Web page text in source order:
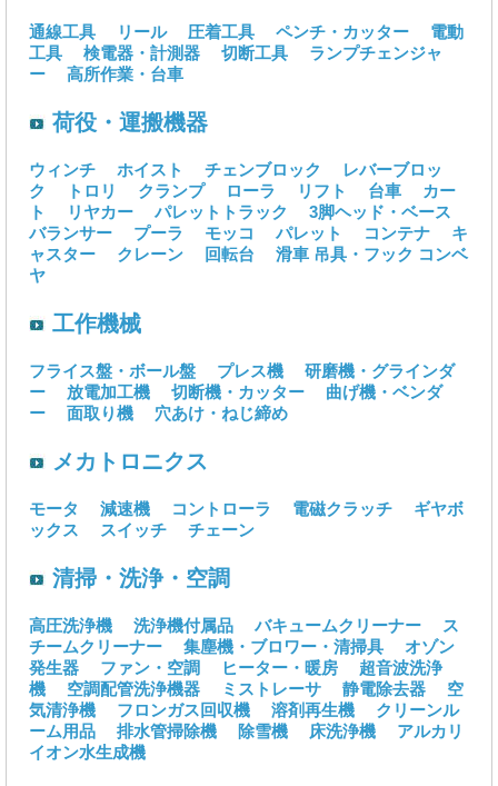
通線工具 リール 圧着工具 ペンチ・カッター
電動
工具
検電器・計測器 切断工具
ランプチェンジャ
ー
高所作業・台車
荷役・運搬機器
ウィンチ ホイスト チェンブロック
レバーブロッ
ク
トロリ クランプ ローラ リフト 台車
カー
ト
リヤカー パレットトラック
3脚ヘッド・ベース
バランサー
プーラ モッコ パレット コンテナ
キ
ャスター
クレーン 回転台 滑車 吊具・フック コンベ
ヤ
工作機械
フライス盤・ボール盤 プレス機
研磨機・グラインダ
ー
放電加工機 切断機・カッター
曲げ機・ベンダ
ー
面取り機 穴あけ・ねじ締め
メカトロニクス
モータ 減速機 コントローラ 電磁クラッチ
ギヤボ
ックス
スイッチ チェーン
清掃・洗浄・空調
高圧洗浄機 洗浄機付属品 バキュームクリーナー
ス
チームクリーナー
集塵機・ブロワー・清掃具
オゾン
発生器
ファン・空調 ヒーター・暖房
超音波洗浄
機
空調配管洗浄機器 ミストレーサ 静電除去器
空
気清浄機
フロンガス回収機 溶剤再生機
クリーンル
ーム用品
排水管掃除機 除雪機 床洗浄機
アルカリ
イオン水生成機